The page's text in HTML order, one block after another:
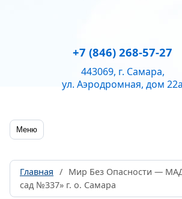
+7 (846) 268-57-27
443069, г. Самара,
ул. Аэродромная, дом 22а
Меню
Главная / Мир Без Опасности —
сад №337» г. о. Самара